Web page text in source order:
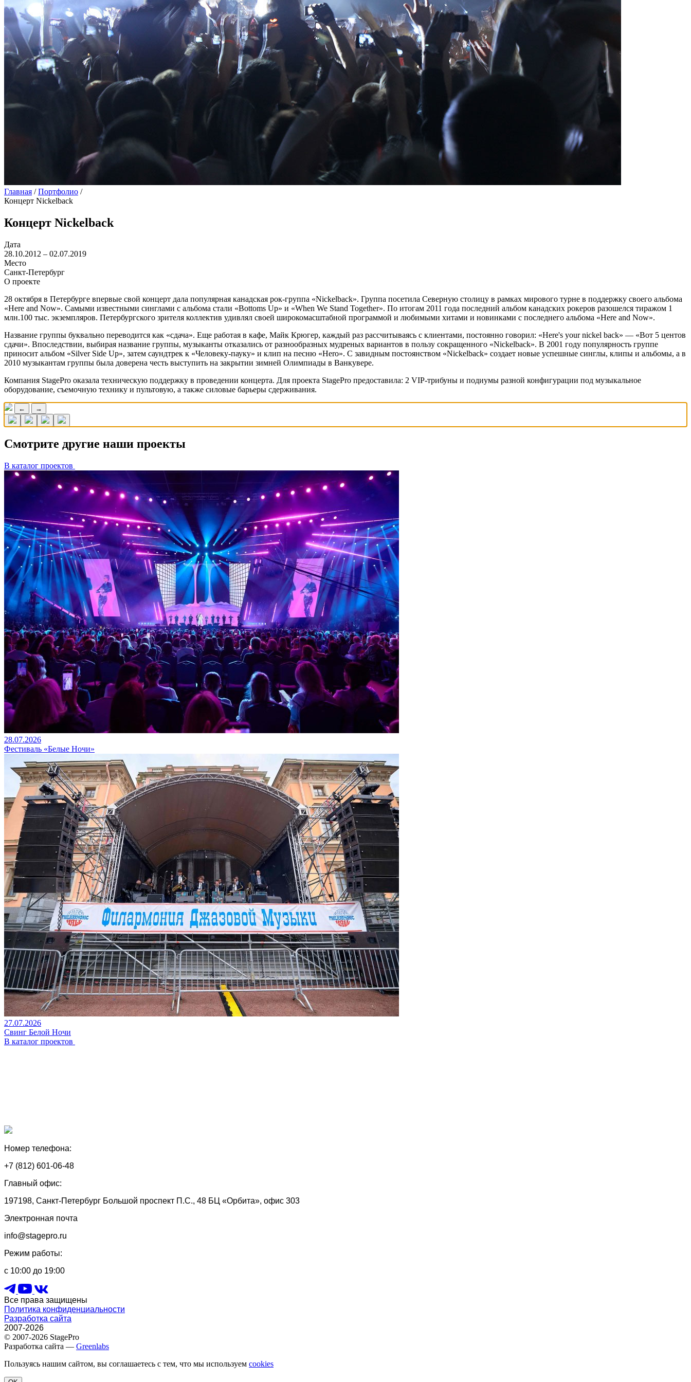
Главная / Портфолио /
Концерт Nickelback
Концерт Nickelback
Дата
28.10.2012 – 02.07.2019
Место
Санкт-Петербург
О проекте
28 октября в Петербурге впервые свой концерт дала популярная канадская рок-группа «Nickelback». Группа посетила Северную столицу в рамках мирового турне в поддержку своего альбома
«Here and Now». Самыми известными синглами с альбома стали «Bottoms Up» и «When We Stand Together». По итогам 2011 года последний альбом канадских рокеров разошелся тиражом 1
млн.100 тыс. экземпляров. Петербургского зрителя коллектив удивлял своей широкомасштабной программой и любимыми хитами и новинками с последнего альбома «Here and Now».
Название группы буквально переводится как «сдача». Еще работая в кафе, Майк Крюгер, каждый раз рассчитываясь с клиентами, постоянно говорил: «Here's your nickel back» — «Вот 5 центов
сдачи». Впоследствии, выбирая название группы, музыканты отказались от разнообразных мудреных вариантов в пользу сокращенного «Nickelback». В 2001 году популярность группе
приносит альбом «Silver Side Up», затем саундтрек к «Человеку-пауку» и клип на песню «Hero». С завидным постоянством «Nickelback» создает новые успешные синглы, клипы и альбомы, а в
2010 музыкантам группы была доверена честь выступить на закрытии зимней Олимпиады в Ванкувере.
Компания StagePro оказала техническую поддержку в проведении концерта. Для проекта StagePro предоставила: 2 VIP-трибуны и подиумы разной конфигурации под музыкальное
оборудование, съемочную технику и пультовую, а также силовые барьеры сдерживания.
← →
Смотрите другие наши проекты
В каталог проектов
28.07.2026
Фестиваль «Белые Ночи»
27.07.2026
Свинг Белой Ночи
В каталог проектов
Номер телефона:
+7 (812) 601-06-48
Главный офис:
197198, Санкт-Петербург Большой проспект П.С., 48 БЦ «Орбита», офис 303
Электронная почта
info@stagepro.ru
Режим работы:
с 10:00 до 19:00
Все права защищены
Политика конфиденциальности
Разработка сайта
2007-2026
© 2007-2026 StagePro
Разработка сайта — Greenlabs
Пользуясь нашим сайтом, вы соглашаетесь с тем, что мы используем cookies